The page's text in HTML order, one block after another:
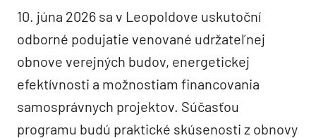
10. júna 2026 sa v Leopoldove uskutoční
odborné podujatie venované udržateľnej
obnove verejných budov, energetickej
efektívnosti a možnostiam financovania
samosprávnych projektov. Súčasťou
programu budú praktické skúsenosti z obnovy